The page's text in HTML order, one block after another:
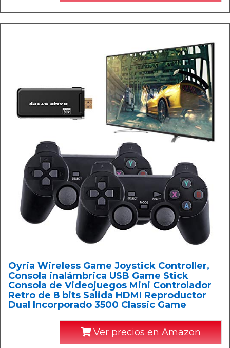
Oyria Wireless Game Joystick Controller,
Consola inalámbrica USB Game Stick
Consola de Videojuegos Mini Controlador
Retro de 8 bits Salida HDMI Reproductor
Dual Incorporado 3500 Classic Game
Ver precios en Amazon